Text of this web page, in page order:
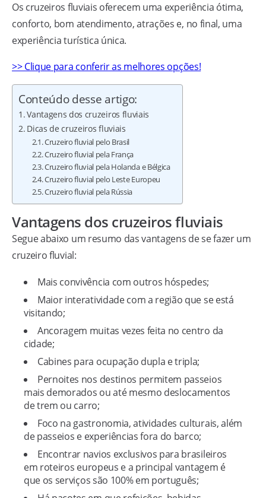
Os cruzeiros fluviais oferecem uma experiência ótima,
conforto, bom atendimento, atrações e, no final, uma
experiência turística única.
>> Clique para conferir as melhores opções!
Conteúdo desse artigo:
Vantagens dos cruzeiros fluviais
Dicas de cruzeiros fluviais
Cruzeiro fluvial pelo Brasil
Cruzeiro fluvial pela França
Cruzeiro fluvial pela Holanda e Bélgica
Cruzeiro fluvial pelo Leste Europeu
Cruzeiro fluvial pela Rússia
Vantagens dos cruzeiros fluviais
Segue abaixo um resumo das vantagens de se fazer um
cruzeiro fluvial:
Mais convivência com outros hóspedes;
Maior interatividade com a região que se está
visitando;
Ancoragem muitas vezes feita no centro da
cidade;
Cabines para ocupação dupla e tripla;
Pernoites nos destinos permitem passeios
mais demorados ou até mesmo deslocamentos
de trem ou carro;
Foco na gastronomia, atividades culturais, além
de passeios e experiências fora do barco;
Encontrar navios exclusivos para brasileiros
em roteiros europeus e a principal vantagem é
que os serviços são 100% em português;